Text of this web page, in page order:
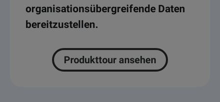
organisationsübergreifende Daten
bereitzustellen.
Produkttour ansehen